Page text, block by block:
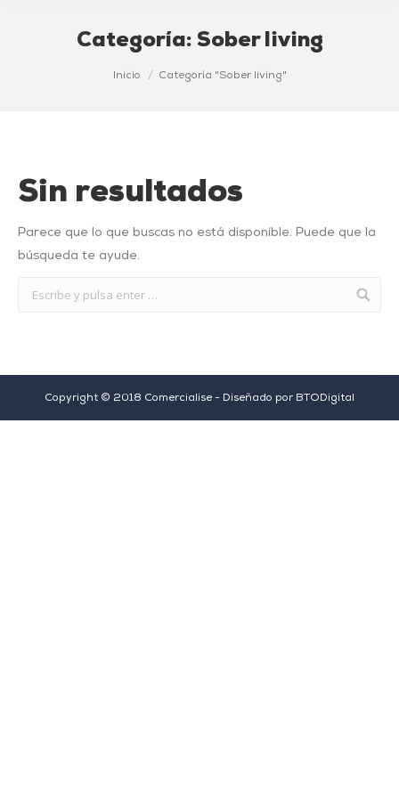
Categoría: Sober living
Inicio Categoría "Sober living"
Sin resultados
Parece que lo que buscas no está disponible. Puede que la
búsqueda te ayude.
Copyright © 2018 Comercialise - Diseñado por BTODigital